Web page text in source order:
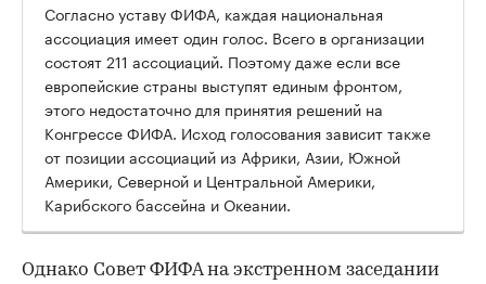
Согласно уставу ФИФА, каждая национальная
ассоциация имеет один голос. Всего в организации
состоят 211 ассоциаций. Поэтому даже если все
европейские страны выступят единым фронтом,
этого недостаточно для принятия решений на
Конгрессе ФИФА. Исход голосования зависит также
от позиции ассоциаций из Африки, Азии, Южной
Америки, Северной и Центральной Америки,
Карибского бассейна и Океании.
Однако Совет ФИФА на экстренном заседании